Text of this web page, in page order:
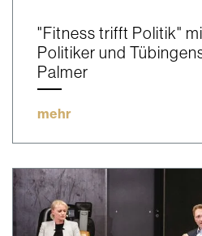
"Fitness trifft Politik"
Politiker und
Palmer
mehr